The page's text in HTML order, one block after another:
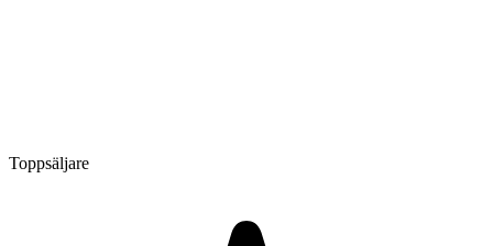
Toppsäljare